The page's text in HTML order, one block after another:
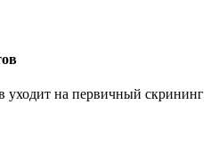
уходит на первичный скрининг